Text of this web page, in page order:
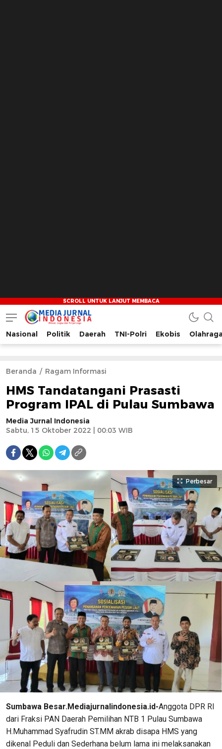
Media Jurnal Indonesia
Bersama Membangun Indonesia
Nasional Politik Daerah TNI-Polri Ekobis
Beranda Ragam Informasi
HMS Tandatangani Prasasti
Program IPAL di Pulau Sumbawa
Media Jurnal Indonesia
Sabtu, 15 Oktober 2022 | 00:03 WIB
Perbesar
Sumbawa Besar.Mediajurnalindonesia.id-Anggota DPR RI
dari Fraksi PAN Daerah Pemilihan NTB 1 Pulau Sumbawa
H.Muhammad Syafrudin ST.MM akrab disapa HMS yang
dikenal Peduli dan Sederhana belum lama ini melaksanakan